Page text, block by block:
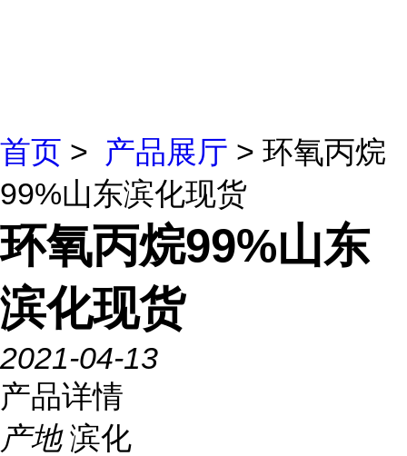
首页 > 产品展厅 > 环氧丙烷
99%山东滨化现货
环氧丙烷99%山东
滨化现货
2021-04-13
产品详情
产地 滨化